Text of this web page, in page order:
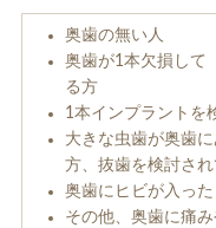
補綴治療
ホワイトニング
奥歯の無い人
奥歯が1本欠損して
る方
1本インプラントを
大きな虫歯が奥歯
方、抜歯を検討さ
奥歯にヒビが入っ
その他、奥歯に痛